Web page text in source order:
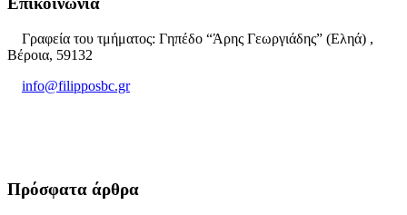
Γραφεία του τμήματος: Γηπέδο “Άρης Γεωργιάδης” (Εληά) ,
Βέροια, 59132
info@filipposbc.gr
Πρόσφατα άρθρα